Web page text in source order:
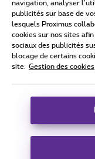
Tous droits réservés. ©
Conditions générales,
Coordonnées de
Boulevard du Roi
navigation, analyser
publicités sur base de
lesquels Proximus
cookies sur nos sites
sociaux des publicités
blocage de certains
site.
Gestion des cookies